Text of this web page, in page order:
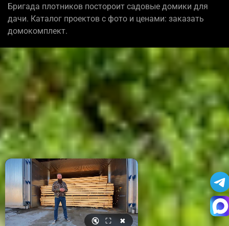
Бригада плотников постороит садовые домики для
дачи. Каталог проектов с фото и ценами: заказать
домокомплект.
🔇 ⛶ ✖